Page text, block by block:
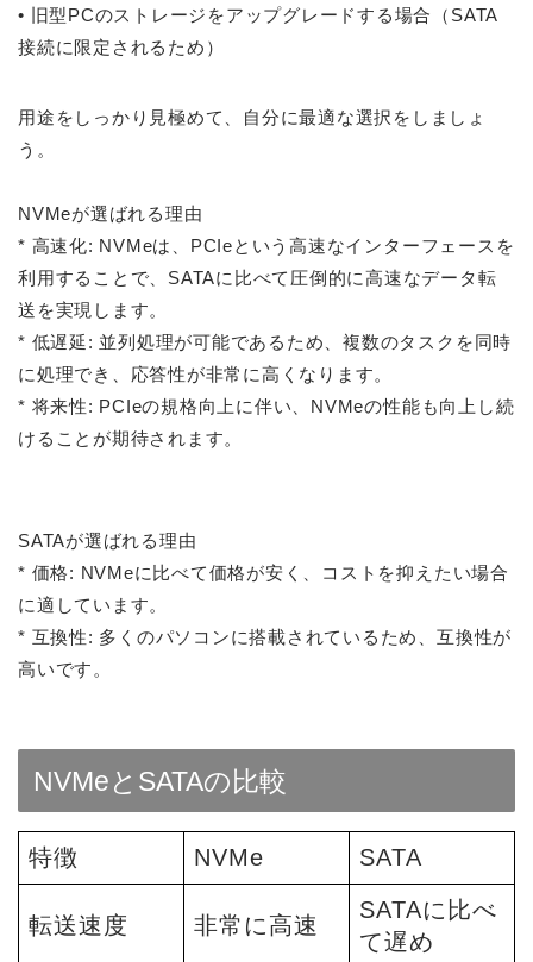
•
旧型PCのストレージをアップグレードする場合（SATA
接続に限定されるため）
用途をしっかり見極めて、自分に最適な選択をしましょ
う。
NVMeが選ばれる理由
* 高速化: NVMeは、PCIeという高速なインターフェースを
利用することで、SATAに比べて圧倒的に高速なデータ転
送を実現します。
* 低遅延: 並列処理が可能であるため、複数のタスクを同時
に処理でき、応答性が非常に高くなります。
* 将来性: PCIeの規格向上に伴い、NVMeの性能も向上し続
けることが期待されます。
SATAが選ばれる理由
* 価格: NVMeに比べて価格が安く、コストを抑えたい場合
に適しています。
* 互換性: 多くのパソコンに搭載されているため、互換性が
高いです。
NVMeとSATAの比較
特徴 NVMe SATA
転送速度 非常に高速
SATAに比べ
て遅め